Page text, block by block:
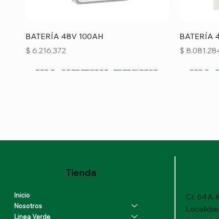
Vista rápida
BATERÍA 48V 100AH
Precio
$ 6.216.372
BATERÍA
Precio
$
Cr. 64A
Tienda
Inicio
Nosotros
Linea Verde